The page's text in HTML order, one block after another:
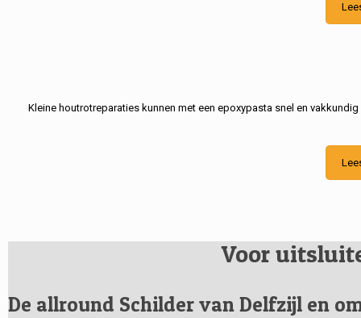
Kleine houtrotreparaties kunnen met een epoxypasta snel en
Voor
De allround Schilder van Delfzijl en